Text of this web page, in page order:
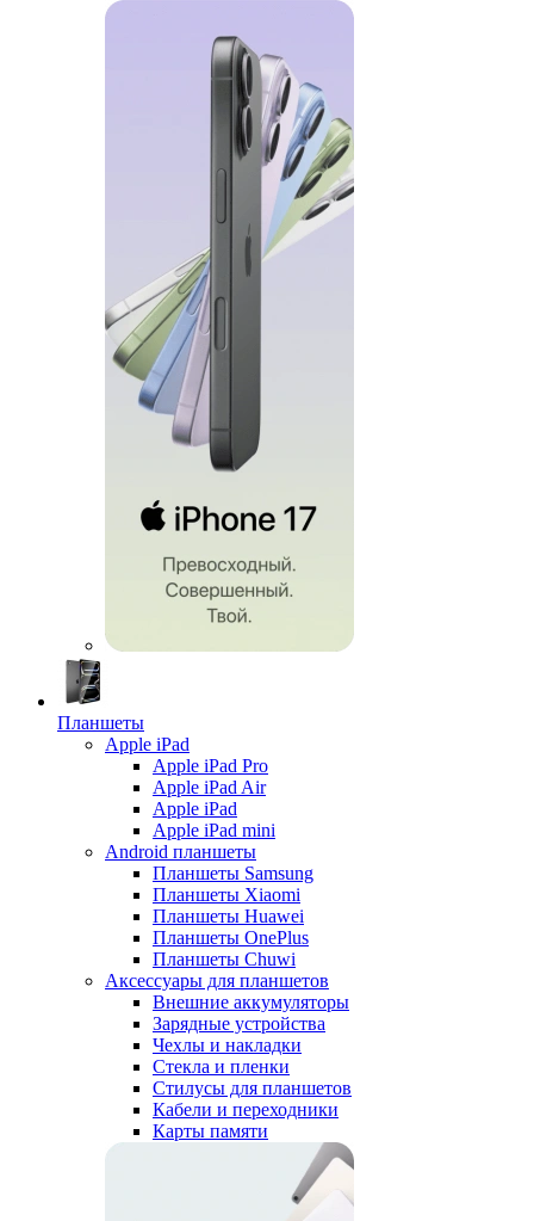
Планшеты
Apple iPad
Apple iPad Pro
Apple iPad Air
Apple iPad
Apple iPad mini
Android планшеты
Планшеты Samsung
Планшеты Xiaomi
Планшеты Huawei
Планшеты OnePlus
Планшеты Chuwi
Аксессуары для планшетов
Внешние аккумуляторы
Зарядные устройства
Чехлы и накладки
Стекла и пленки
Стилусы для планшетов
Кабели и переходники
Карты памяти